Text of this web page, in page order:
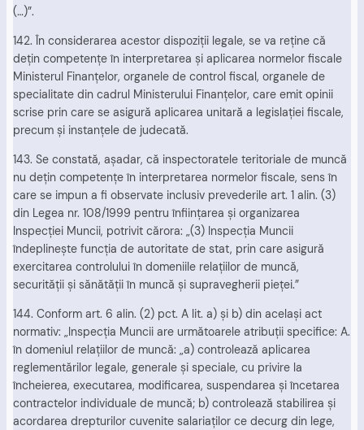
(…)”.
142. În considerarea acestor dispoziţii legale, se va reţine că
deţin competenţe în interpretarea şi aplicarea normelor fiscale
Ministerul Finanţelor, organele de control fiscal, organele de
specialitate din cadrul Ministerului Finanţelor, care emit opinii
scrise prin care se asigură aplicarea unitară a legislaţiei fiscale,
precum şi instanţele de judecată.
143. Se constată, aşadar, că inspectoratele teritoriale de muncă
nu deţin competenţe în interpretarea normelor fiscale, sens în
care se impun a fi observate inclusiv prevederile art. 1 alin. (3)
din Legea nr. 108/1999 pentru înfiinţarea şi organizarea
Inspecţiei Muncii, potrivit cărora: „(3) Inspecţia Muncii
îndeplineşte funcţia de autoritate de stat, prin care asigură
exercitarea controlului în domeniile relaţiilor de muncă,
securităţii şi sănătăţii în muncă şi supravegherii pieţei.”
144. Conform art. 6 alin. (2) pct. A lit. a) şi b) din acelaşi act
normativ: „Inspecţia Muncii are următoarele atribuţii specifice: A.
în domeniul relaţiilor de muncă: „a) controlează aplicarea
reglementărilor legale, generale şi speciale, cu privire la
încheierea, executarea, modificarea, suspendarea şi încetarea
contractelor individuale de muncă; b) controlează stabilirea şi
acordarea drepturilor cuvenite salariaţilor ce decurg din lege,